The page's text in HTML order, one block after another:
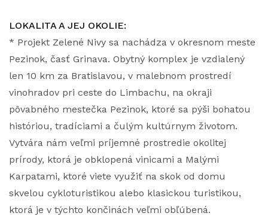
LOKALITA A JEJ OKOLIE:
* Projekt Zelené Nivy sa nachádza v okresnom meste
Pezinok, časť Grinava. Obytný komplex je vzdialený
len 10 km za Bratislavou, v malebnom prostredí
vinohradov pri ceste do Limbachu, na okraji
pôvabného mestečka Pezinok, ktoré sa pýši bohatou
históriou, tradíciami a čulým kultúrnym životom.
Vytvára nám veľmi príjemné prostredie okolitej
prírody, ktorá je obklopená vinicami a Malými
Karpatami, ktoré viete využiť na skok od domu
skvelou cykloturistikou alebo klasickou turistikou,
ktorá je v týchto končinách veľmi obľúbená.